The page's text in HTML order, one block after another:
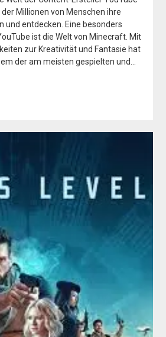
Millionen von Menschen ihre
und entdecken. Eine besonders
ist die Welt von Minecraft. Mit
zur Kreativität und Fantasie hat
der am meisten gespielten und…